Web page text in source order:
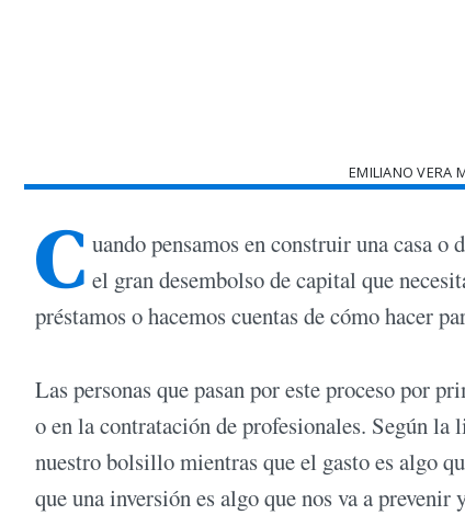
EMILIANO VERA
C uando pensamos en construir una casa
el gran desembolso de capital que
préstamos o hacemos cuentas de cómo hacer
Las personas que pasan por este proceso por
o en la contratación de profesionales. Según
nuestro bolsillo mientras que el gasto es algo
que una inversión es algo que nos va a